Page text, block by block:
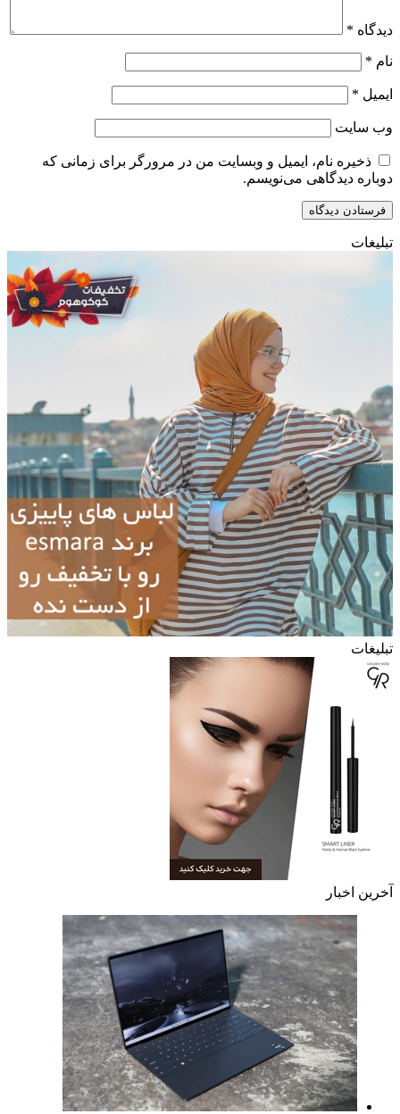
دیدگاه *
نام *
ایمیل *
وب‌ سایت
ذخیره نام، ایمیل و وبسایت من در مرورگر برای زمانی که
دوباره دیدگاهی می‌نویسم.
تبلیغات
تبلیغات
آخرین اخبار